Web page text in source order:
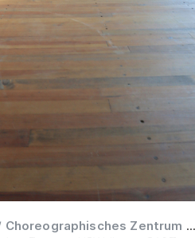
Choreographisches Zentrum ...